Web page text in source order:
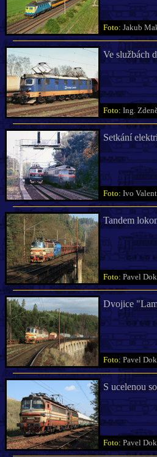
Foto: Jakub
Ve službách
Foto: Ing.
Setkání
Foto: Ivo
Tandem
Foto: Pavel
Dvojice
Foto: Pavel
S ucelenou
Foto: Pavel